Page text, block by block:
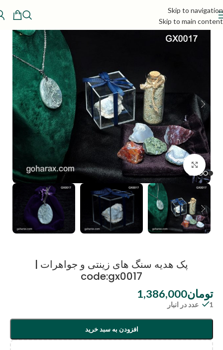
Skip to navigation
Skip to main content
بزرگنمایی تصویر
پک هدیه سنگ های زینتی و جواهرات |
code:gx0017
تومان1,386,000
1 عدد در انبار
افزودن به سبد خرید